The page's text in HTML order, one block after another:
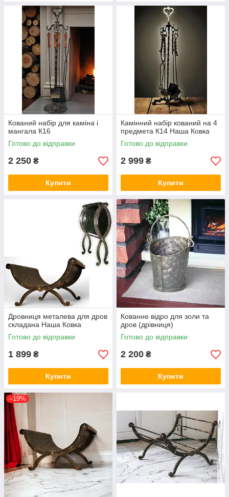
Кований набір для каміна і
мангала К16
Готово до відправки
2 250 ₴
Купити
Камінний набір кований на 4
предмета К14 Наша Ковка
Готово до відправки
2 999 ₴
Купити
Дровниця металева для дров
складана Наша Ковка
Готово до відправки
1 899 ₴
Купити
Кованне відро для золи та
дров (дрівниця)
Готово до відправки
2 200 ₴
Купити
–19%